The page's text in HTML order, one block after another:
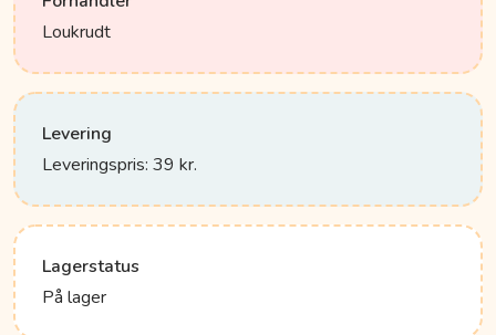
Loukrudt
Levering
Leveringspris: 39 kr.
Lagerstatus
På lager